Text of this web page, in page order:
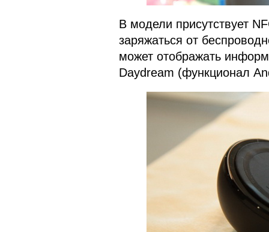
В модели присутствует
заряжаться от
может отображать
Daydream (функционал